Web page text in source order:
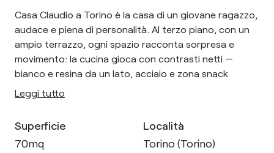
Casa Claudio a Torino è la casa di un giovane ragazzo,
audace e piena di personalità. Al terzo piano, con un
ampio terrazzo, ogni spazio racconta sorpresa e
movimento: la cucina gioca con contrasti netti —
bianco e resina da un lato, acciaio e zona snack
Leggi tutto
Superficie
70mq
Località
Torino (Torino)